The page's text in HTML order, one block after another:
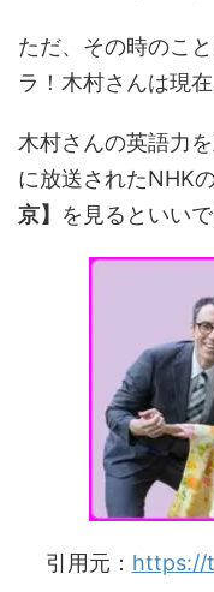
ただ、その時のこ
ラ！木村さんは現在
木村さんの英語力
に放送されたNHK
京】 を見るといいで
引用元： https://